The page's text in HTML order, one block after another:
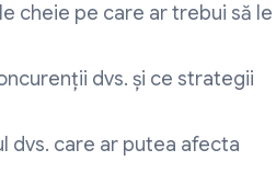
cheie pe care ar trebui să le
dvs. și ce strategii
dvs. care ar putea afecta